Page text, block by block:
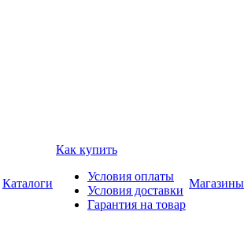
Каталоги
Как купить
Условия оплаты
Условия доставки
Гарантия на товар
Магазины